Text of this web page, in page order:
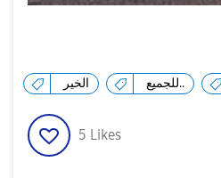
الخير للجميع..
5 Likes